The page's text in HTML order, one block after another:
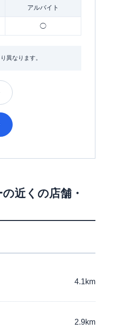
アルバイト
◯
異なります。
の近くの店舗・
4.1km
2.9km